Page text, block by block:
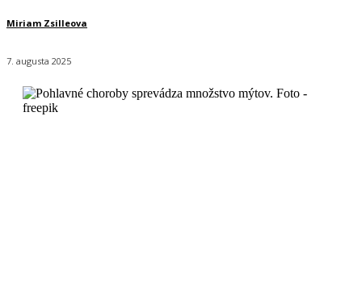
Miriam Zsilleova
7. augusta 2025